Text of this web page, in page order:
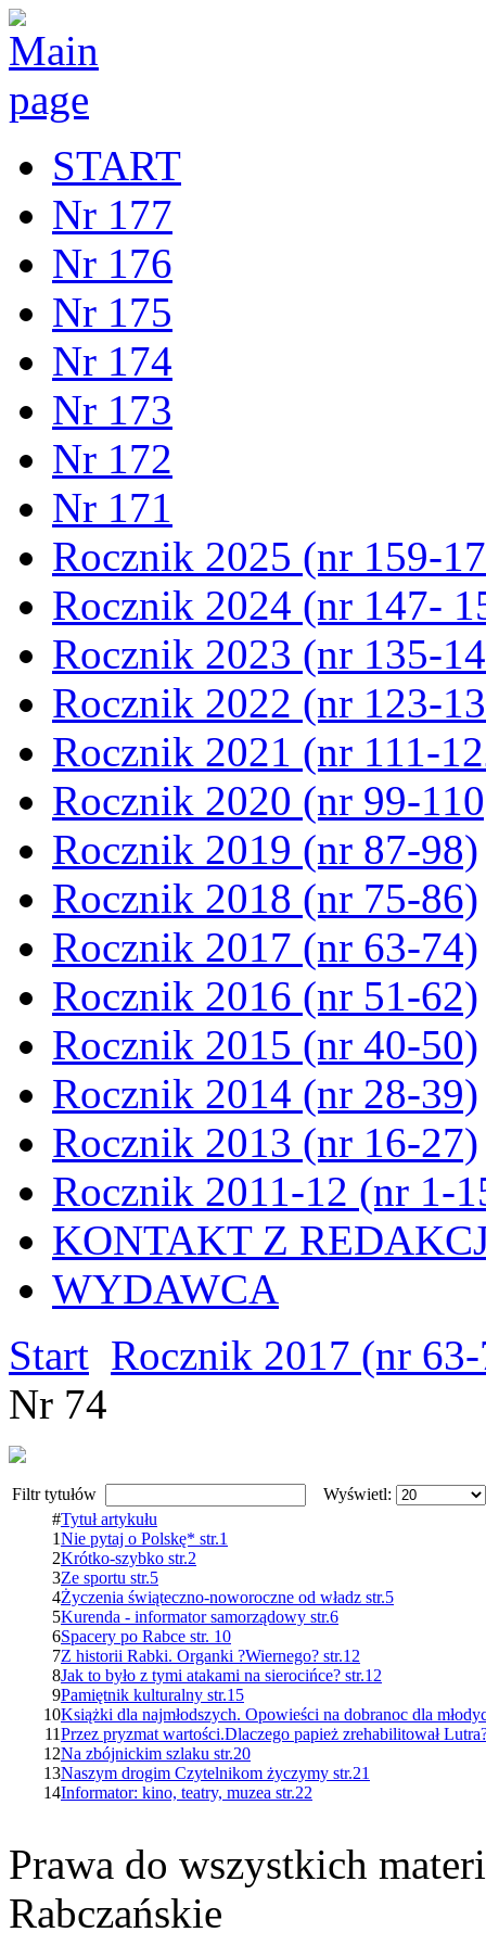
START
Nr 177
Nr 176
Nr 175
Nr 174
Nr 173
Nr 172
Nr 171
Rocznik 2025 (nr 159-
Rocznik 2024 (nr 147-
Rocznik 2023 (nr 135-
Rocznik 2022 (nr 123-
Rocznik 2021 (nr 111-
Rocznik 2020 (nr 99-
Rocznik 2019 (nr 87-98)
Rocznik 2018 (nr 75-86)
Rocznik 2017 (nr 63-74)
Rocznik 2016 (nr 51-62)
Rocznik 2015 (nr 40-50)
Rocznik 2014 (nr 28-39)
Rocznik 2013 (nr 16-27)
Rocznik 2011-12 (nr 1-
KONTAKT Z
WYDAWCA
Start Rocznik 2017 (nr
Nr 74
Filtr tytułów
Wyświetl:
#Tytuł artykułu
1Nie pytaj o Polskę* str.1
2Krótko-szybko str.2
3Ze sportu str.5
4Życzenia świąteczno-noworoczne od władz str.5
5Kurenda - informator samorządowy str.6
6Spacery po Rabce str. 10
7Z historii Rabki. Organki ?Wiernego? str.12
8Jak to było z tymi atakami na sierocińce? str.12
9Pamiętnik kulturalny str.15
10Książki dla najmłodszych. Opowieści na dobranoc dla
11Przez pryzmat wartości.Dlaczego papież zrehabilitował
12Na zbójnickim szlaku str.20
13Naszym drogim Czytelnikom życzymy str.21
14Informator: kino, teatry, muzea str.22
Prawa do wszystkich
Rabczańskie